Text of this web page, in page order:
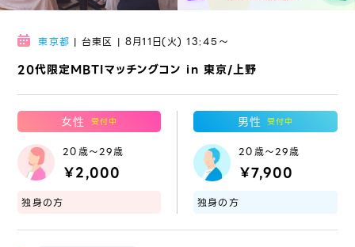
20代限定MBTIマッチングコン in 東京/上野
東京都 | 台東区 | 8月11日(火) 13:45〜
女性 受付中
20歳～29歳
￥2,000
独身の方
男性 受付中
20歳～29歳
￥7,900
独身の方